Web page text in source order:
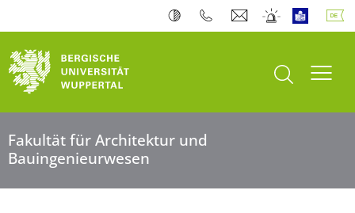
Suche öffnen
Fakultät für Architektur und
Bauingenieurwesen